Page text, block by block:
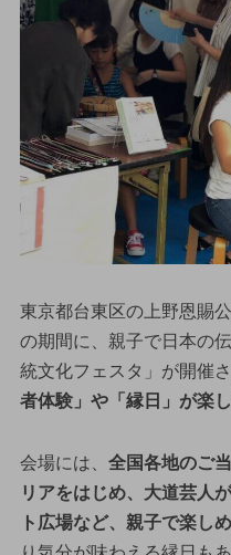
東京都台東区の上野恩賜
の期間に、親子で日本の
統文化フェスタ」が開催さ
者体験」や「縁日」が楽
会場には、 全国各地のご
リアをはじめ、大道芸人
ト広場など、親子で楽し